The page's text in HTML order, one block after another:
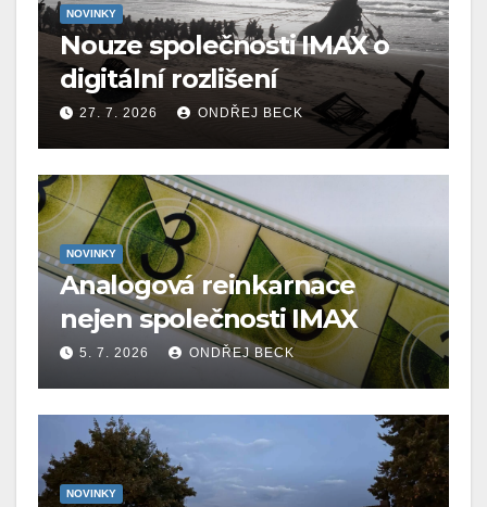
NOVINKY
Nouze společnosti IMAX o
digitální rozlišení
27. 7. 2026 ONDŘEJ BECK
NOVINKY
Analogová reinkarnace
nejen společnosti IMAX
5. 7. 2026 ONDŘEJ BECK
NOVINKY